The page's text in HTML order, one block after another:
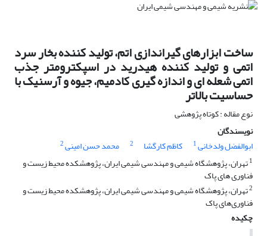
ساخت ابزارهای گیراندازی اتم، تولید کننده بخار سرد
اتمی و تولید کننده هیدرید در اسپکترومتر جذب
اتمی شعله ای و اندازه گیری کادمیم، جیوه و آرسنیک با
حساسیت بالاتر
نوع مقاله : کوتاه پژوهشی
نویسندگان
ابوالفضل ولدخانی1 کاظم کارگشا 2 محمد حسن امینی2
1تهران، پژوهشگاه شیمی و مهندسی شیمی ایران، پژوهشکده محیط زیست و
فناوری های پاک
2تهران، پژوهشگاه شیمی و مهندسی شیمی ایران، پژوهشکده محیط زیست و
فناوری‌های پاک
چکیده